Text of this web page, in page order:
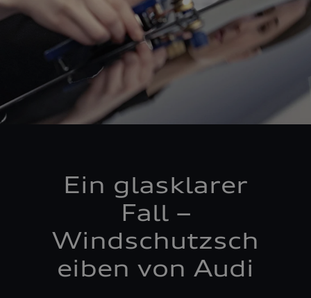
Ein glasklarer
Fall –
Windschutzsch
eiben von Audi